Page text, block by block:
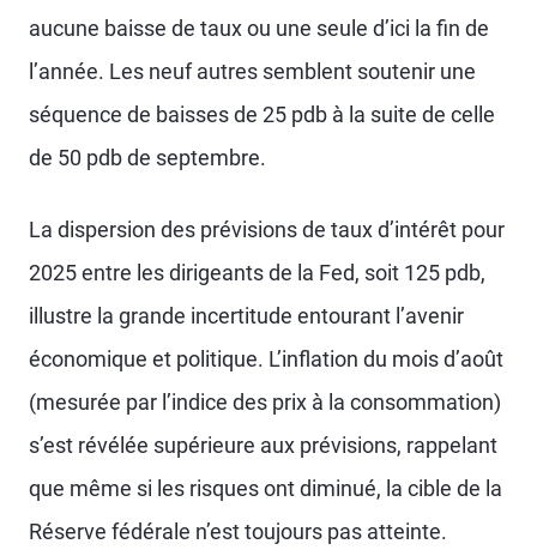
aucune baisse de taux ou une seule d’ici la fin de
l’année. Les neuf autres semblent soutenir une
séquence de baisses de 25 pdb à la suite de celle
de 50 pdb de septembre.
La dispersion des prévisions de taux d’intérêt pour
2025 entre les dirigeants de la Fed, soit 125 pdb,
illustre la grande incertitude entourant l’avenir
économique et politique. L’inflation du mois d’août
(mesurée par l’indice des prix à la consommation)
s’est révélée supérieure aux prévisions, rappelant
que même si les risques ont diminué, la cible de la
Réserve fédérale n’est toujours pas atteinte.